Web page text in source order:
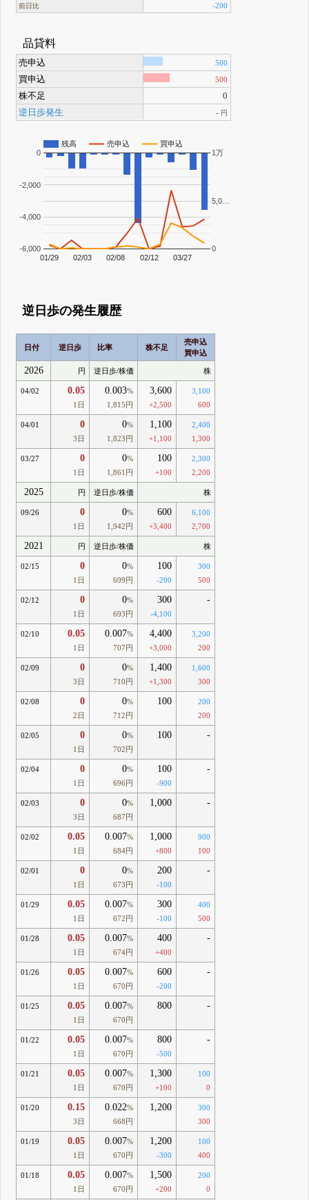
前日比 -200
品貸料
売申込 500
買申込 500
株不足
0
逆日歩発生
- 円
残高 売申込 買申込
01/29 02/03 02/08 02/12 03/27
-6,000
-4,000
-2,000
0
0
5,0…
1万
逆日歩の発生履歴
日付 逆日歩 比率 株不足
売申込
買申込
2026 円 逆日歩/株価 株
04/02 0.05
1日
0.003%
1,815円
3,600
+2,500
3,100
600
04/01 0
3日
0%
1,823円
1,100
+1,100
2,400
1,300
03/27 0
1日
0%
1,861円
100
+100
2,300
2,200
2025 円 逆日歩/株価 株
09/26 0
1日
0%
1,942円
600
+3,400
6,100
2,700
2021 円 逆日歩/株価 株
02/15 0
1日
0%
699円
100
-200
300
500
02/12 0
1日
0%
693円
300
-4,100
-
02/10 0.05
1日
0.007%
707円
4,400
+3,000
3,200
200
02/09 0
3日
0%
710円
1,400
+1,300
1,600
300
02/08 0
2日
0%
712円
100
200
200
02/05 0
1日
0%
702円
100 -
02/04 0
1日
0%
696円
100
-900
-
02/03 0
3日
0%
687円
1,000 -
02/02 0.05
1日
0.007%
684円
1,000
+800
900
100
02/01 0
1日
0%
673円
200
-100
-
01/29 0.05
1日
0.007%
672円
300
-100
400
500
01/28 0.05
1日
0.007%
674円
400
+400
-
01/26 0.05
1日
0.007%
670円
600
-200
-
01/25 0.05
1日
0.007%
670円
800 -
01/22 0.05
1日
0.007%
670円
800
-500
-
01/21 0.05
1日
0.007%
670円
1,300
+100
100
0
01/20 0.15
3日
0.022%
668円
1,200
300
300
01/19 0.05
1日
0.007%
670円
1,200
-300
100
400
01/18 0.05
1日
0.007%
670円
1,500
+200
200
0